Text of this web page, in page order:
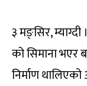
३ मङ्सिर,
को सिमाना भएर
निर्माण